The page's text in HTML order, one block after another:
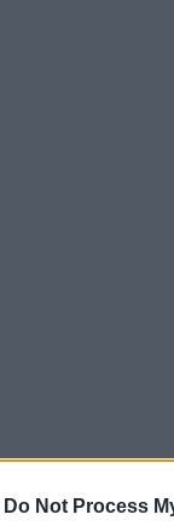
Do Not Process